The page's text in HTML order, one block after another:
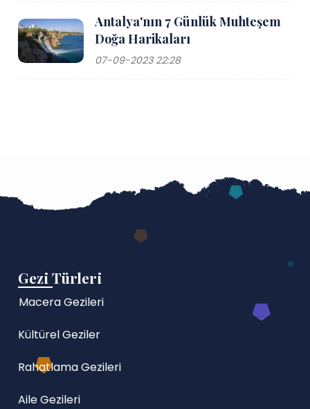
Antalya'nın 7 Günlük Muhteşem
Doğa Harikaları
07-09-2023 22:28
Gezi Türleri
Macera Gezileri
Kültürel Geziler
Rahatlama Gezileri
Aile Gezileri